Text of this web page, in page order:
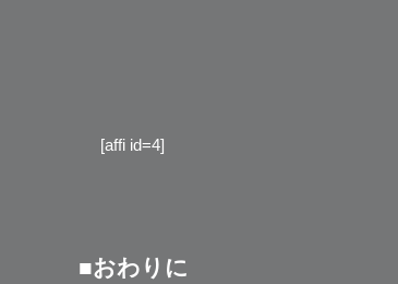
[affi id=4]
■おわりに